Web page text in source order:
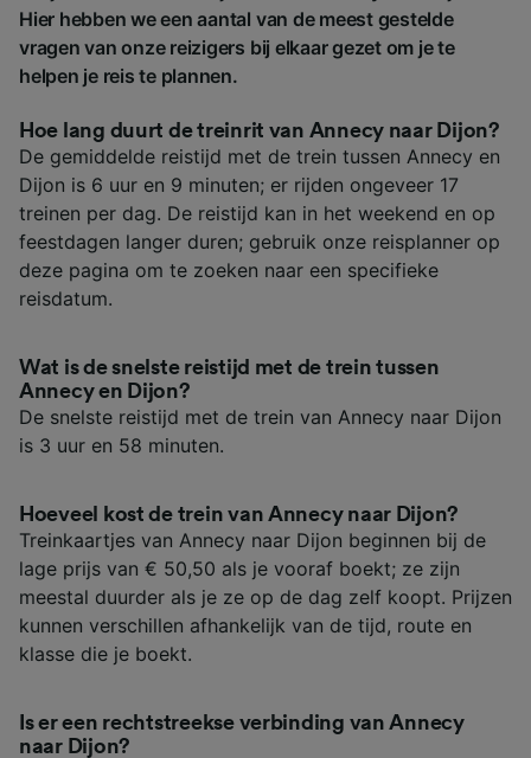
Hier hebben we een aantal van de meest gestelde
vragen van onze reizigers bij elkaar gezet om je te
helpen je reis te plannen.
Hoe lang duurt de treinrit van Annecy naar Dijon?
De gemiddelde reistijd met de trein tussen Annecy en
Dijon is 6 uur en 9 minuten; er rijden ongeveer 17
treinen per dag. De reistijd kan in het weekend en op
feestdagen langer duren; gebruik onze reisplanner op
deze pagina om te zoeken naar een specifieke
reisdatum.
Wat is de snelste reistijd met de trein tussen
Annecy en Dijon?
De snelste reistijd met de trein van Annecy naar Dijon
is 3 uur en 58 minuten.
Hoeveel kost de trein van Annecy naar Dijon?
Treinkaartjes van Annecy naar Dijon beginnen bij de
lage prijs van € 50,50 als je vooraf boekt; ze zijn
meestal duurder als je ze op de dag zelf koopt. Prijzen
kunnen verschillen afhankelijk van de tijd, route en
klasse die je boekt.
Is er een rechtstreekse verbinding van Annecy
naar Dijon?